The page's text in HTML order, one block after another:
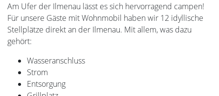
Am Ufer der Ilmenau lässt es sich hervorragend campen!
Für unsere Gäste mit Wohnmobil haben wir 12 idyllische
Stellplätze direkt an der Ilmenau. Mit allem, was dazu
gehört:
Wasseranschluss
Strom
Entsorgung